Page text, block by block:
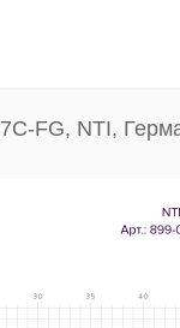
FG, NTI,